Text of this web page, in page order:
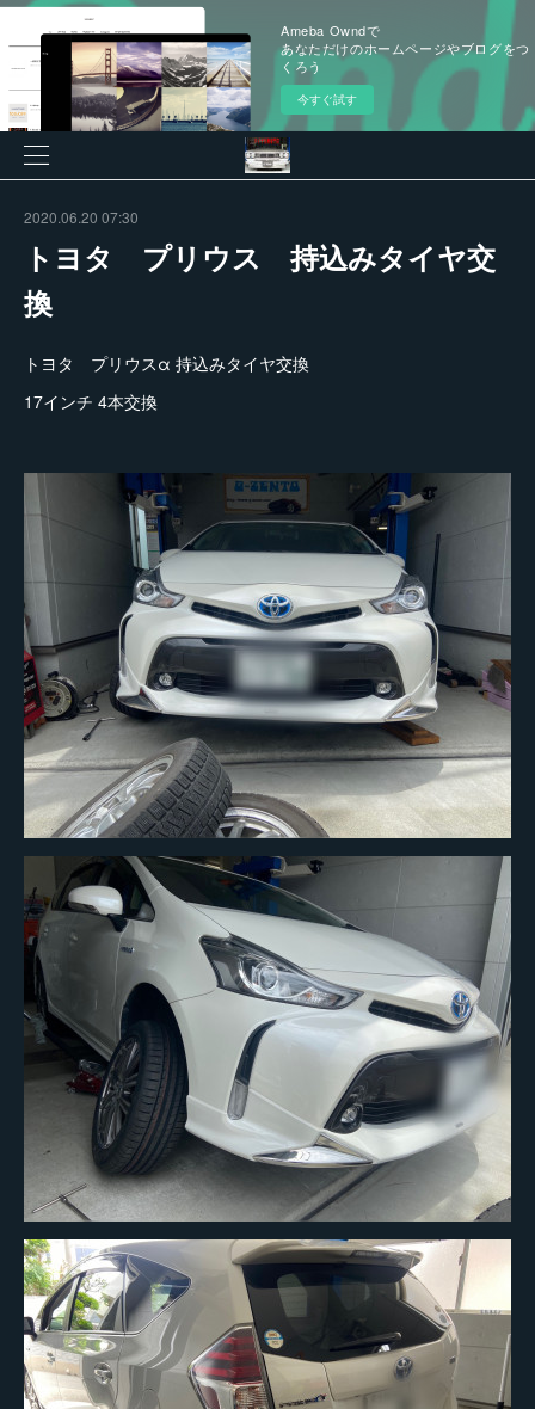
Ameba Owndで
あなただけのホームページやブログをつ
くろう
今すぐ試す
2020.06.20 07:30
トヨタ プリウス 持込みタイヤ交
換
トヨタ プリウスα 持込みタイヤ交換
17インチ 4本交換